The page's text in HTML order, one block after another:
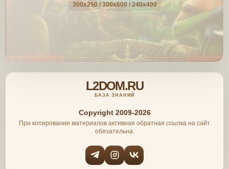
300x250 / 300x600 / 240x400
L2DOM.RU
БАЗА ЗНАНИЙ
Copyright 2009-2026
При копировании материалов активная обратная ссылка на сайт
обязательна.